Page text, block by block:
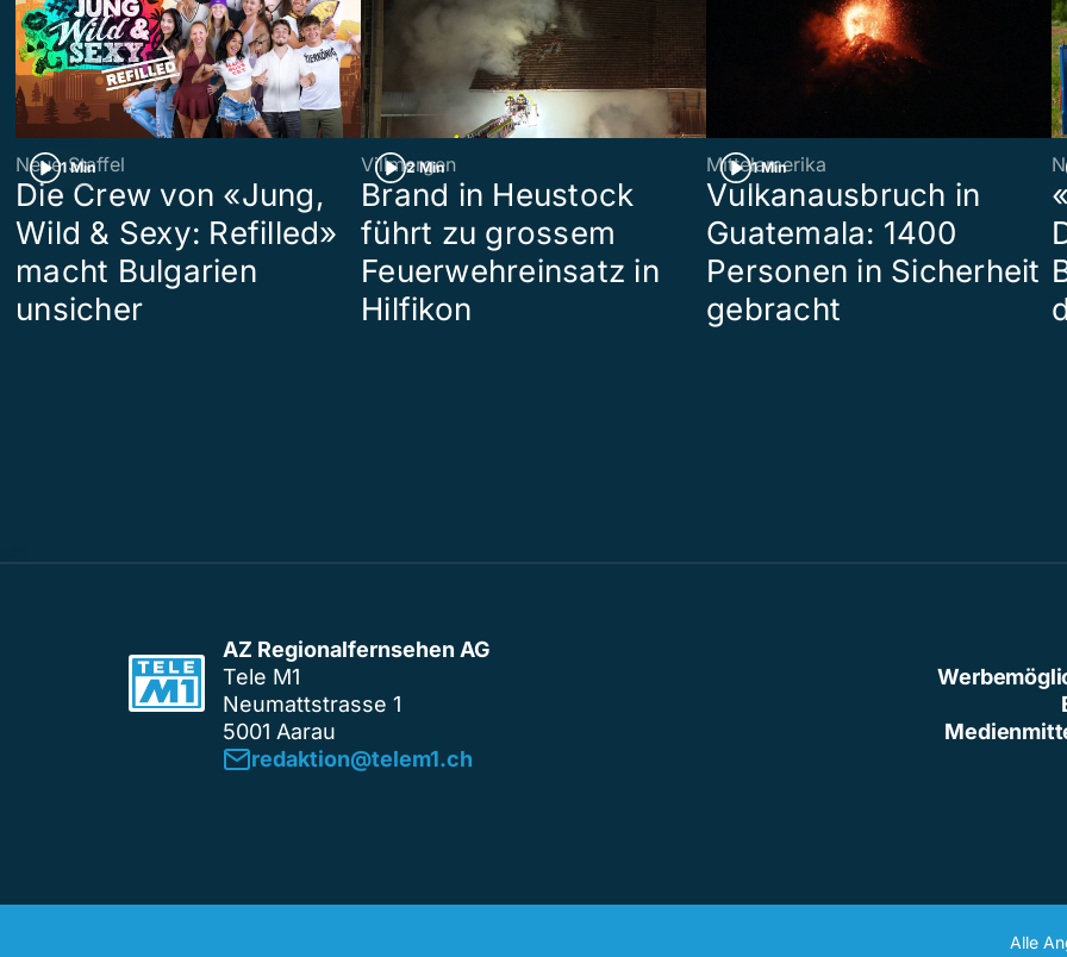
1 Min
Neue Staffel
Die Crew von «Jung,
Wild & Sexy: Refilled»
macht Bulgarien
unsicher
2 Min
Villmergen
Brand in Heustock
führt zu grossem
Feuerwehreinsatz in
Hilfikon
1 Min
Mittelamerika
Vulkanausbruch in
Guatemala: 1400
Personen in Sicherheit
gebracht
AZ Regionalfernsehen AG
Tele M1
Neumattstrasse 1
5001 Aarau
redaktion@telem1.ch
Alle